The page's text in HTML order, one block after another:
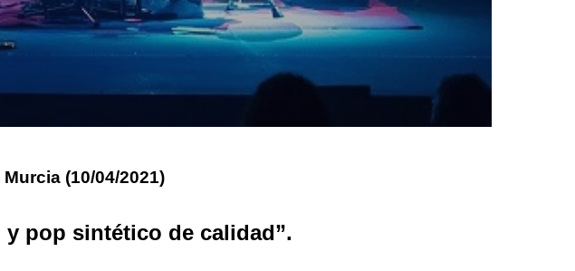
(10/04/2021)
pop sintético de calidad”.